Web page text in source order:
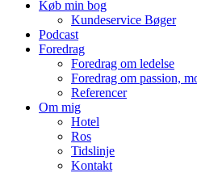
Køb min bog
Kundeservice Bøger
Podcast
Foredrag
Foredrag om ledelse
Foredrag om passion,
Referencer
Om mig
Hotel
Ros
Tidslinje
Kontakt